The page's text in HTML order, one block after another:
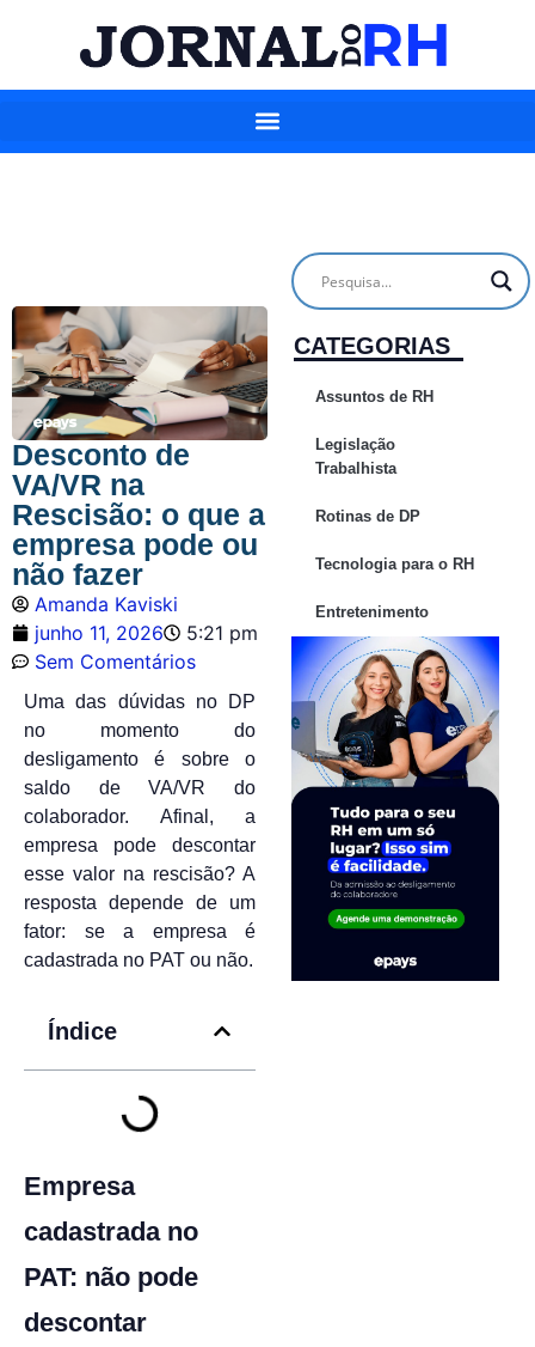
Desconto de
VA/VR na
Rescisão: o que a
empresa pode ou
não fazer
Amanda Kaviski
junho 11, 2026
5:21 pm
Sem Comentários
Uma das dúvidas no DP
no momento do
desligamento é sobre o
saldo de VA/VR do
colaborador. Afinal, a
empresa pode descontar
esse valor na rescisão? A
resposta depende de um
fator: se a empresa é
cadastrada no PAT ou não.
Índice
Empresa
cadastrada no
PAT: não pode
descontar
CATEGORIAS
Assuntos de RH
Legislação
Trabalhista
Rotinas de DP
Tecnologia para o RH
Entretenimento